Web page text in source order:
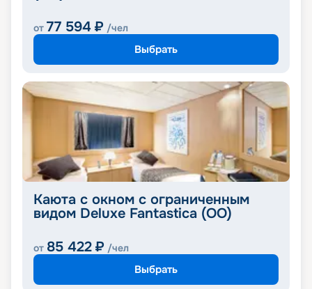
от 77 594 ₽ /чел
Выбрать
Каюта с окном с ограниченным
видом Deluxe Fantastica (OO)
от 85 422 ₽ /чел
Выбрать